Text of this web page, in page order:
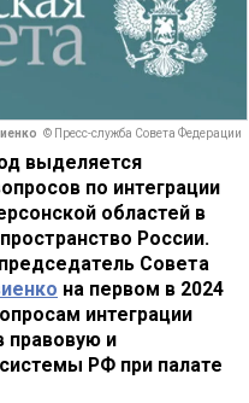
© Пресс-служба Совета Федерации
выделяется
по интеграции
областей в
России.
Совета
на первом в 2024
интеграции
правовую и
РФ при палате